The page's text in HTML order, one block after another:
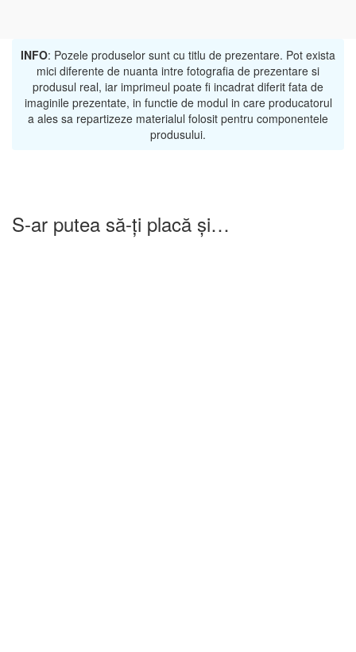
INFO: Pozele produselor sunt cu titlu de prezentare. Pot exista
mici diferente de nuanta intre fotografia de prezentare si
produsul real, iar imprimeul poate fi incadrat diferit fata de
imaginile prezentate, in functie de modul in care producatorul
a ales sa repartizeze materialul folosit pentru componentele
produsului.
S-ar putea să-ți placă și…